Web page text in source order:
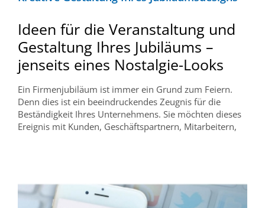
Ideen für die Veranstaltung und
Gestaltung Ihres Jubiläums –
jenseits eines Nostalgie-Looks
Ein Firmenjubiläum ist immer ein Grund zum Feiern.
Denn dies ist ein beeindruckendes Zeugnis für die
Beständigkeit Ihres Unternehmens. Sie möchten dieses
Ereignis mit Kunden, Geschäftspartnern, Mitarbeitern,